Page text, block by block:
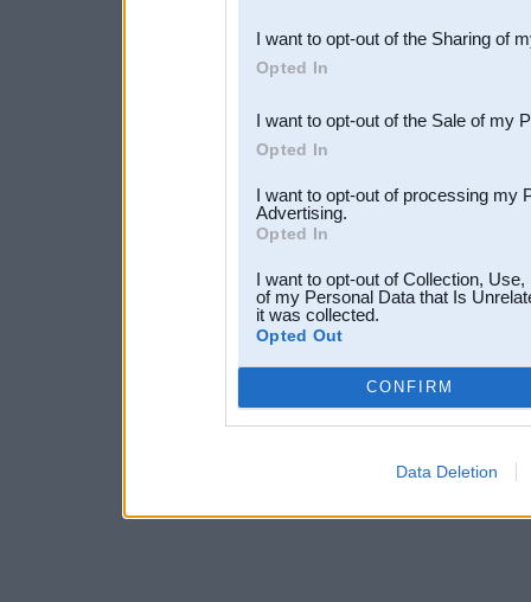
Downstream Participants
third parties.
I want to opt-out of the Sharing of
Opted In
I want to opt-out of the Sale of my
Opted In
I want to opt-out of processing my
Advertising.
Opted In
I want to opt-out of Collection,
of my Personal Data that Is
it was collected.
Opted Out
CONFIRM
Data Deletion